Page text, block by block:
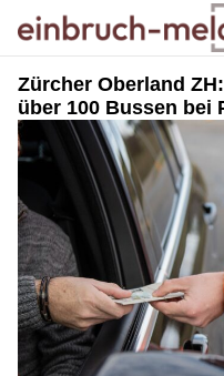
Zürcher Oberland
über 100 Bussen bei